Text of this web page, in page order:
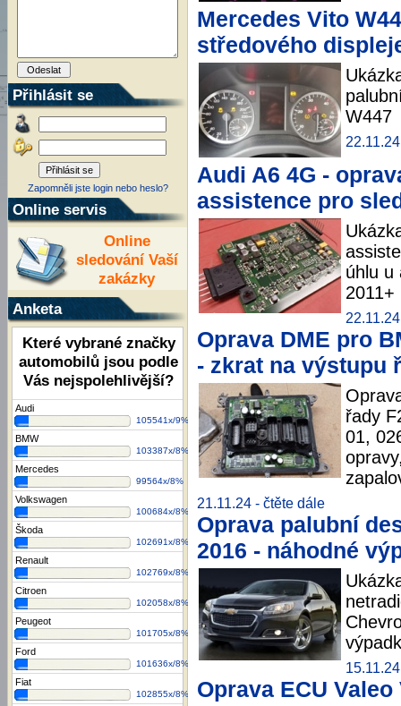
Přihlásit se
Zapomněli jste login nebo heslo?
Online servis
Online
sledování Vaší
zakázky
Anketa
Které vybrané značky
automobilů jsou podle
Vás nejspolehlivější?
Audi
105541x/9%
BMW
103387x/8%
Mercedes
99564x/8%
Volkswagen
100684x/8%
Škoda
102691x/8%
Renault
102769x/8%
Citroen
102058x/8%
Peugeot
101705x/8%
Ford
101636x/8%
Fiat
102855x/8%
Mercedes Vito
středového
W447
Audi A6 4G -
assistence pro
úhlu u
2011+
Oprava DME pro
- zkrat na výstupu
řady
01,
21.11.24 - čtěte dále
Oprava palubní
2016 - náhodné
Oprava ECU